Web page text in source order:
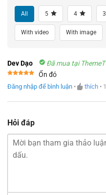
All 5 4 3
With video With image
Dev Dạo Đã mua tại
hạng55
Ổn đó
Đăng nhập để bình luận • thích •
Hỏi đáp